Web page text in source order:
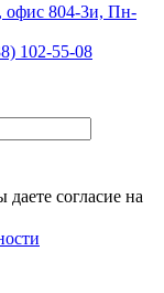
офис 804-3и, Пн-
102-55-08
согласие на